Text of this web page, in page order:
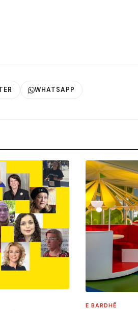
WHATSAPP
E BARDHË